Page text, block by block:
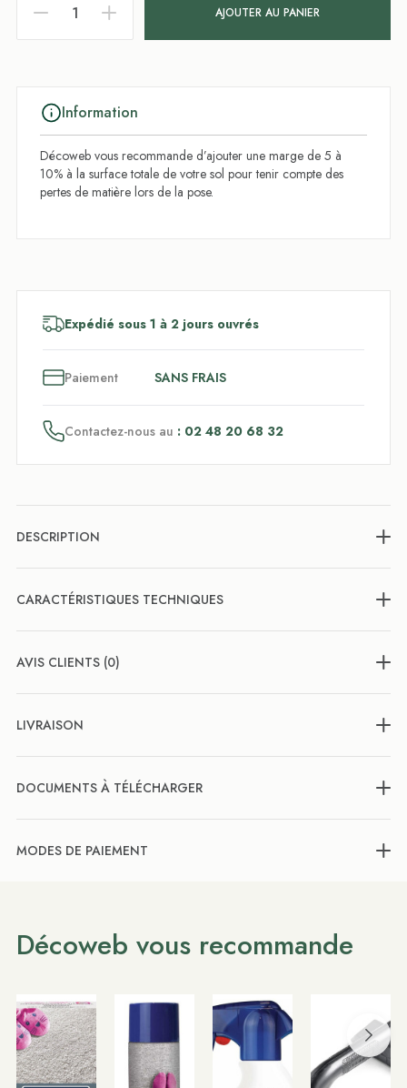
AJOUTER AU PANIER
Information
Décoweb vous recommande d’ajouter une marge de 5 à
10% à la surface totale de votre sol pour tenir compte des
pertes de matière lors de la pose.
Expédié sous 1 à 2 jours ouvrés
Paiement SANS FRAIS
Contactez-nous au : 02 48 20 68 32
DESCRIPTION
CARACTÉRISTIQUES TECHNIQUES
AVIS CLIENTS (0)
LIVRAISON
DOCUMENTS À TÉLÉCHARGER
MODES DE PAIEMENT
Décoweb vous recommande